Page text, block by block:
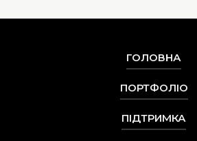
ГОЛОВНА
ПОРТФОЛІО
ПІДТРИМКА